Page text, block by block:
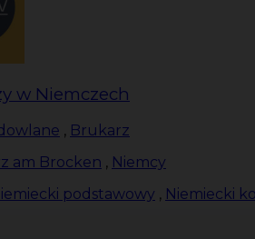
w Niemczech
, Brukarz
am Brocken , Niemcy
podstawowy , Niemiecki